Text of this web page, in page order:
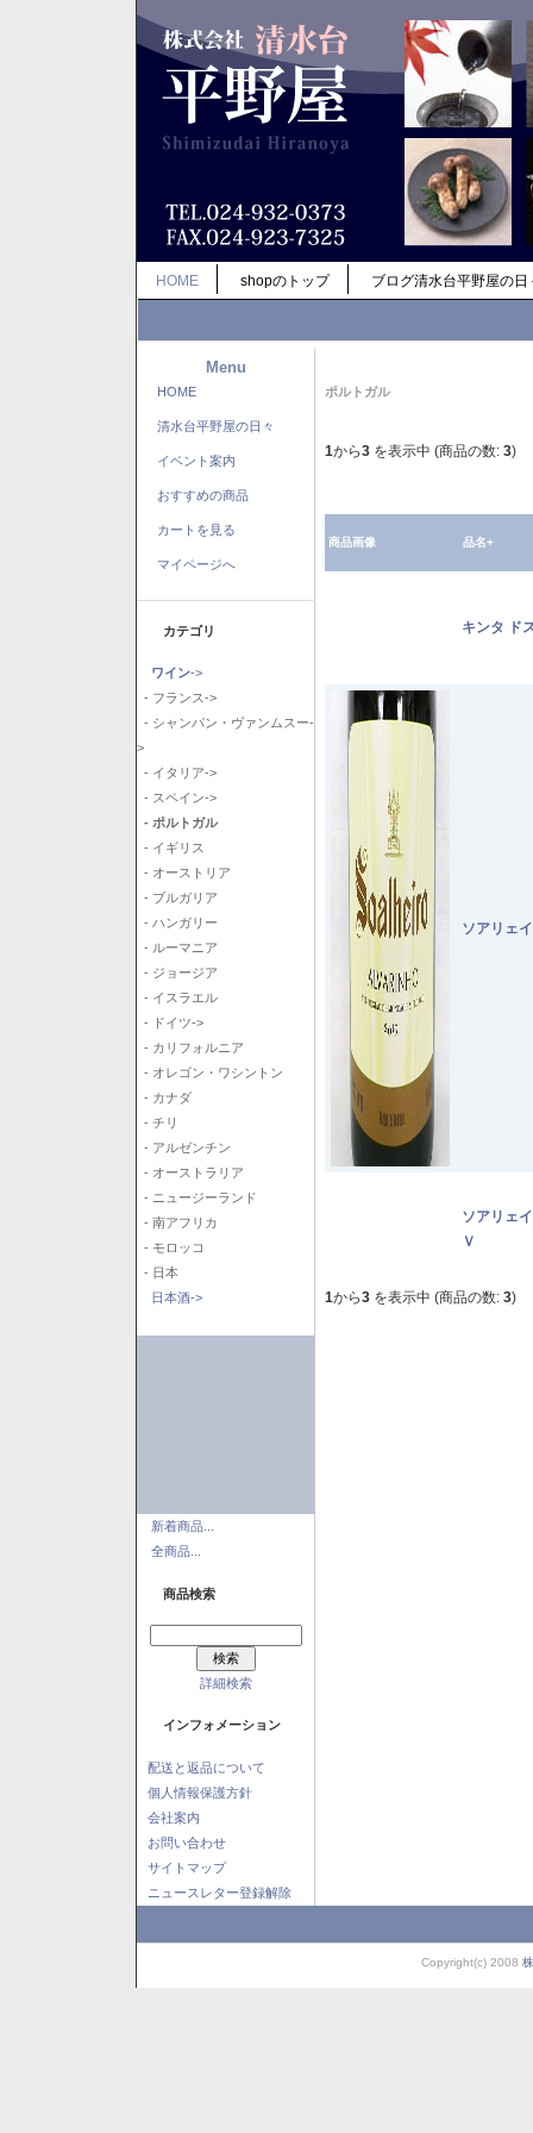
HOME shopのトップ ブログ清水台平野屋の日
Menu
HOME
清水台平野屋の日々
イベント案内
おすすめの商品
カートを見る
マイページへ
カテゴリ
ワイン->
- フランス->
- シャンパン・ヴァンムスー-
>
- イタリア->
- スペイン->
- ポルトガル
- イギリス
- オーストリア
- ブルガリア
- ハンガリー
- ルーマニア
- ジョージア
- イスラエル
- ドイツ->
- カリフォルニア
- オレゴン・ワシントン
- カナダ
- チリ
- アルゼンチン
- オーストラリア
- ニュージーランド
- 南アフリカ
- モロッコ
- 日本
日本酒->
新着商品...
全商品...
商品検索
詳細検索
インフォメーション
配送と返品について
個人情報保護方針
会社案内
お問い合わせ
サイトマップ
ニュースレター登録解除
ポルトガル
1から3 を表示中 (商品の数: 3)
商品画像 品名+
キンタ ド
ソアリェ
ソアリェ
Ｖ
1から3 を表示中 (商品の数: 3)
Copyright(c) 2008